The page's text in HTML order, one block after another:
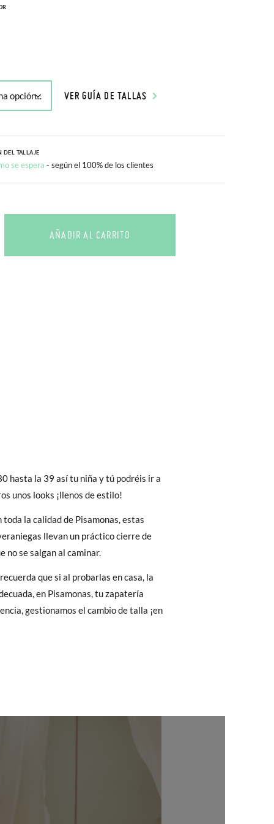
VER GUÍA DE TALLAS
DEL TALLAJE
se espera - según el 100% de los clientes
AÑADIR AL CARRITO
hasta la 39 así tu niña y tú podréis ir a
unos looks ¡llenos de estilo!
toda la calidad de Pisamonas, estas
llevan un práctico cierre de
no se salgan al caminar.
que si al probarlas en casa, la
en Pisamonas, tu zapatería
gestionamos el cambio de talla ¡en
son GRATIS y puedes realizarlos
acelerar el envío, puedes por muy
precio final será el de los zapatos que
Cambios & Devoluciones
de todo: te mandaremos otra
tienes que preocuparte por nada!
no con la suela por fuera.
36 37 38 39